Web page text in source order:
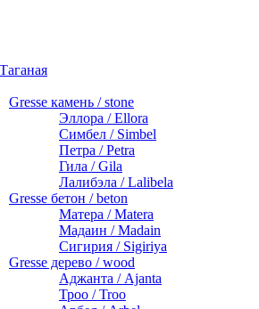
Gresse камень / stone
Эллора / Ellora
Симбел / Simbel
Петра / Petra
Гила / Gila
Лалибэла / Lalibela
Gresse бетон / beton
Матера / Matera
Мадаин / Madain
Сигирия / Sigiriya
Gresse дерево / wood
Аджанта / Ajanta
Троо / Troo